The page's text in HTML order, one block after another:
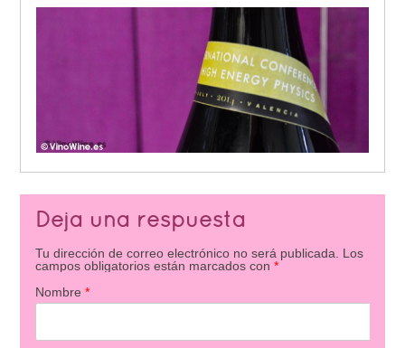
Deja una respuesta
Tu dirección de correo electrónico no será publicada.
Los
campos obligatorios están marcados con *
Nombre *